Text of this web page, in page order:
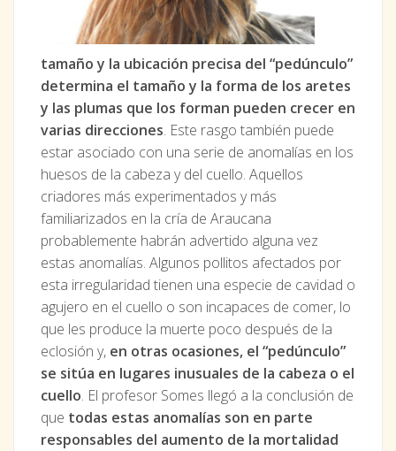
tamaño y la ubicación precisa del “pedúnculo”
determina el tamaño y la forma de los aretes
y las plumas que los forman pueden crecer en
varias direcciones. Este rasgo también puede
estar asociado con una serie de anomalías en los
huesos de la cabeza y del cuello. Aquellos
criadores más experimentados y más
familiarizados en la cría de Araucana
probablemente habrán advertido alguna vez
estas anomalías. Algunos pollitos afectados por
esta irregularidad tienen una especie de cavidad o
agujero en el cuello o son incapaces de comer, lo
que les produce la muerte poco después de la
eclosión y, en otras ocasiones, el “pedúnculo”
se sitúa en lugares inusuales de la cabeza o el
cuello. El profesor Somes llegó a la conclusión de
que todas estas anomalías son en parte
responsables del aumento de la mortalidad